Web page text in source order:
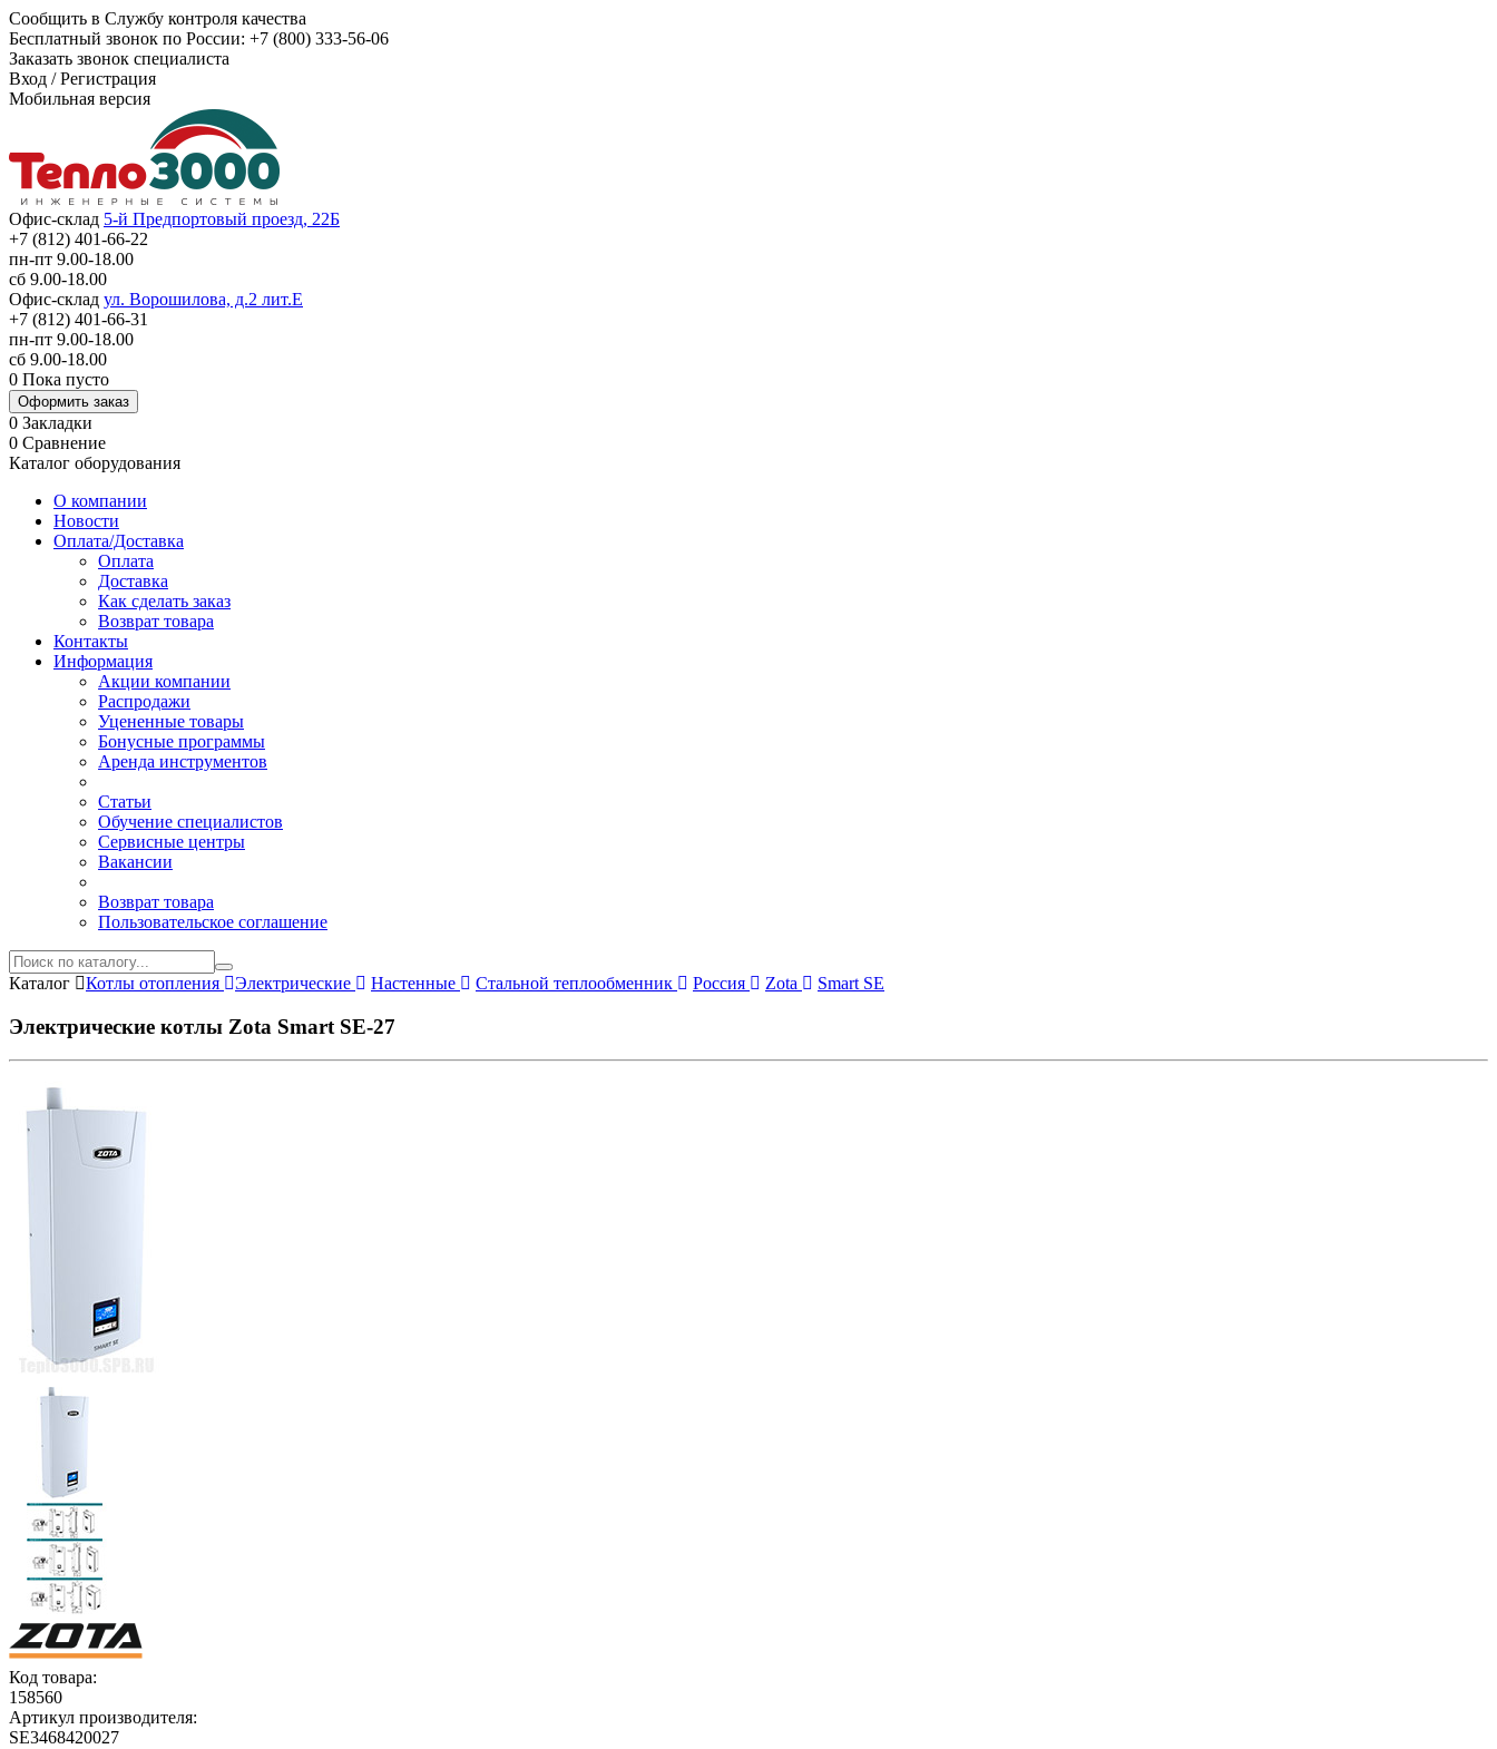
Сообщить в Службу контроля качества
Бесплатный звонок по России: +7 (800) 333-56-06
Заказать звонок специалиста
Вход /Регистрация
Мобильная версия
Офис-склад 5-й Предпортовый проезд, 22Б
+7 (812) 401-66-22
пн-пт 9.00-18.00
сб 9.00-18.00
Офис-склад ул. Ворошилова, д.2 лит.Е
+7 (812) 401-66-31
пн-пт 9.00-18.00
сб 9.00-18.00
0 Пока пусто
Оформить заказ
0 Закладки
0 Сравнение
Каталог оборудования
О компании
Новости
Оплата/Доставка
Оплата
Доставка
Как сделать заказ
Возврат товара
Контакты
Информация
Акции компании
Распродажи
Уцененные товары
Бонусные программы
Аренда инструментов
Статьи
Обучение специалистов
Сервисные центры
Вакансии
Возврат товара
Пользовательское соглашение
Каталог Котлы отопления Электрические Настенные Стальной теплообменник Россия Zota Smart SE
Электрические котлы Zota Smart SE-27
Код товара:
158560
Артикул производителя:
SE3468420027